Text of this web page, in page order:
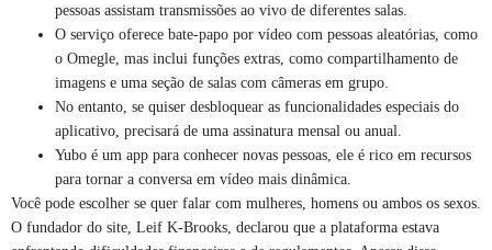
pessoas assistam transmissões ao vivo de diferentes salas.
O serviço oferece bate-papo por vídeo com pessoas aleatórias, como
o Omegle, mas inclui funções extras, como compartilhamento de
imagens e uma seção de salas com câmeras em grupo.
No entanto, se quiser desbloquear as funcionalidades especiais do
aplicativo, precisará de uma assinatura mensal ou anual.
Yubo é um app para conhecer novas pessoas, ele é rico em recursos
para tornar a conversa em vídeo mais dinâmica.
Você pode escolher se quer falar com mulheres, homens ou ambos os sexos.
O fundador do site, Leif K-Brooks, declarou que a plataforma estava